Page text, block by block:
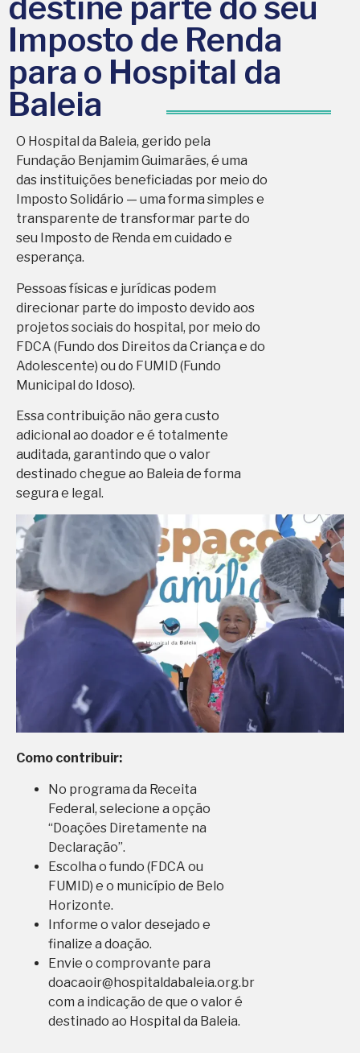
Imposto de Renda
para o Hospital da
Baleia
O Hospital da Baleia, gerido pela
Fundação Benjamim Guimarães, é uma
das instituições beneficiadas por meio do
Imposto Solidário — uma forma simples e
transparente de transformar parte do
seu Imposto de Renda em cuidado e
esperança.
Pessoas físicas e jurídicas podem
direcionar parte do imposto devido aos
projetos sociais do hospital, por meio do
FDCA (Fundo dos Direitos da Criança e do
Adolescente) ou do FUMID (Fundo
Municipal do Idoso).
Essa contribuição não gera custo
adicional ao doador e é totalmente
auditada, garantindo que o valor
destinado chegue ao Baleia de forma
segura e legal.
Como contribuir:
No programa da Receita
Federal, selecione a opção
“Doações Diretamente na
Declaração”.
Escolha o fundo (FDCA ou
FUMID) e o município de Belo
Horizonte.
Informe o valor desejado e
finalize a doação.
Envie o comprovante para
doacaoir@hospitaldabaleia.org.br
com a indicação de que o valor é
destinado ao Hospital da Baleia.